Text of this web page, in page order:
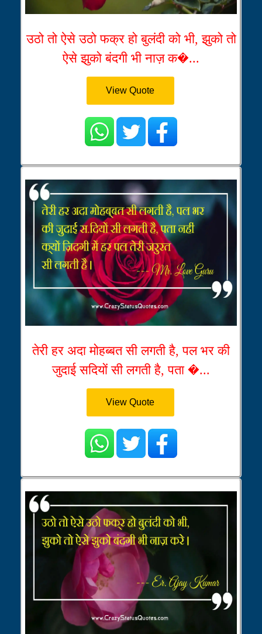
उठो तो ऐसे उठो फक्र हो बुलंदी को भी, झुको तो
ऐसे झुको बंदगी भी नाज़ क�...
View Quote
तेरी हर अदा मोहब्बत सी लगती है, पल भर की
जुदाई सदियों सी लगती है, पता �...
View Quote